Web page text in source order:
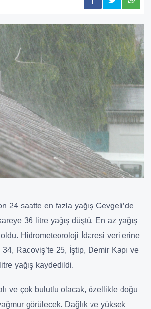
24 saatte en fazla yağış Gevgeli’de
36 litre yağış düştü. En az yağış
Hidrometeoroloji İdaresi verilerine
34, Radoviş’te 25, İştip, Demir Kapı ve
yağış kaydedildi.
ve çok bulutlu olacak, özellikle doğu
görülecek. Dağlık ve yüksek